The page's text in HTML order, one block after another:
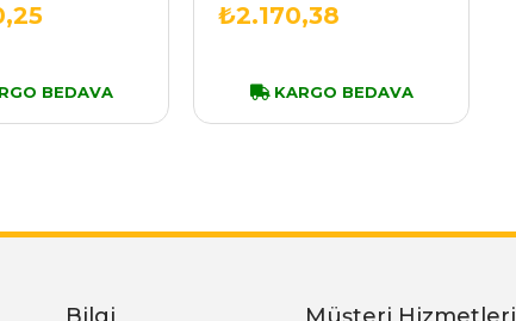
BEDAVA
₺2.170,38
KARGO BEDAVA